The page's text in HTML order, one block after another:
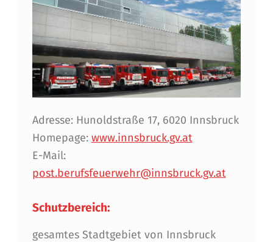
Adresse: Hunoldstraße 17, 6020 Innsbruck
Homepage: www.innsbruck.gv.at
E-Mail:
post.berufsfeuerwehr@innsbruck.gv.at
Schutzbereich:
gesamtes Stadtgebiet von Innsbruck